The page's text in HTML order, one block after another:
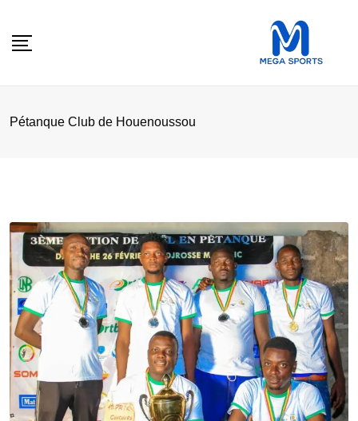
Pétanque Club de Houenoussou